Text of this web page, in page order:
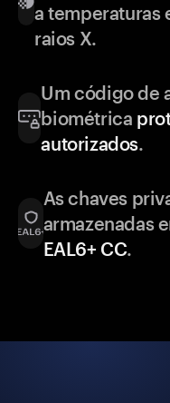
a temperaturas
raios X.
Um código de
biométrica
autorizados.
As chaves
armazenadas
EAL6+ CC.